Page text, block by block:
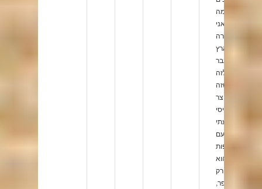
למה
שאני
מכירה
מעבר
לזה
שזה
מוצר
בסיסי
שלדעתי
עם
תוספות
הוא
רק
משתפר,